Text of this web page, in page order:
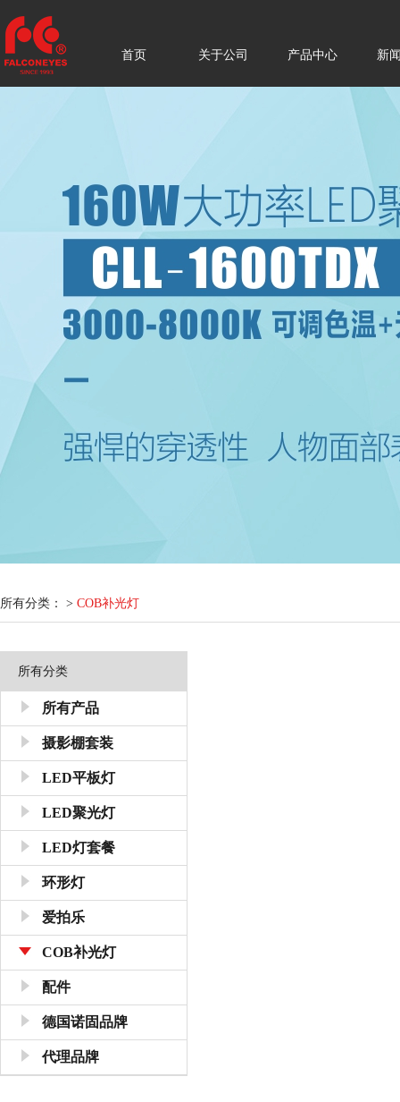
首页 关于公司 产品中心 新
所有分类： > COB补光灯
所有分类
所有产品
摄影棚套装
LED平板灯
LED聚光灯
LED灯套餐
环形灯
爱拍乐
COB补光灯
配件
德国诺固品牌
代理品牌